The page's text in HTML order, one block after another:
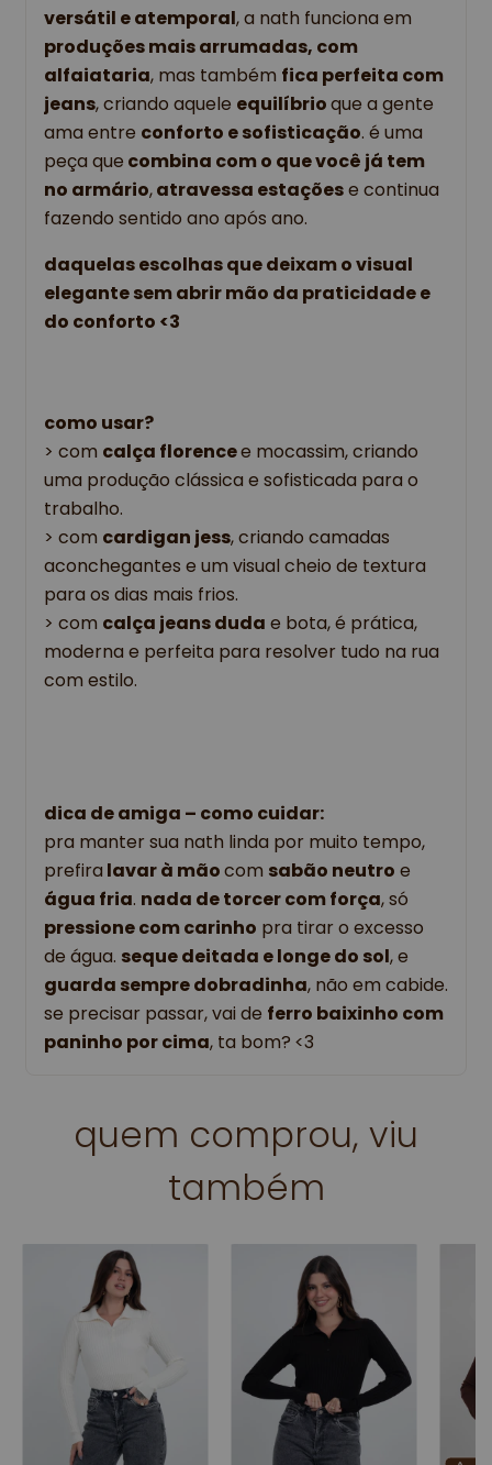
versátil e atemporal
produções mais arrumadas, com
alfaiataria, mas também fica perfeita com
jeans, criando aquele equilíbrio que a gente
ama entre conforto e sofisticação. é uma
peça que combina com o que você já tem
no armário, atravessa estações e continua
fazendo sentido ano após ano.
daquelas escolhas que deixam o visual
elegante sem abrir mão da praticidade e
do conforto <3
como usar?
> com calça florence e mocassim, criando
uma produção clássica e sofisticada para o
trabalho.
> com cardigan jess, criando camadas
aconchegantes e um visual cheio de textura
para os dias mais frios.
> com calça jeans duda e bota, é prática,
moderna e perfeita para resolver tudo na rua
com estilo.
dica de amiga – como cuidar:
pra manter sua nath linda por muito tempo,
prefira lavar à mão com sabão neutro
água fria. nada de torcer com força
pressione com carinho pra tirar o excesso
de água. seque deitada e longe do sol
guarda sempre dobradinha, não em cabide.
se precisar passar, vai de ferro baixinho com
paninho por cima, ta bom? <3
quem comprou, viu
também